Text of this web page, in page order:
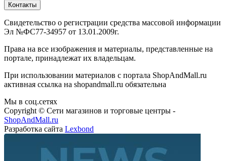
Контакты
Свидетельство о регистрации средства массовой информации
Эл №ФС77-34957 от 13.01.2009г.
Права на все изображения и материалы, представленные на
портале, принадлежат их владельцам.
При использовании материалов с портала ShopAndMall.ru
активная ссылка на shopandmall.ru обязательна
Мы в соц.сетях
Copyright © Сети магазинов и торговые центры -
ShopAndMall.ru
Разработка сайта Lexbond